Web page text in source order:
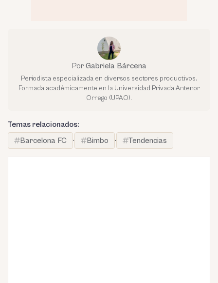
Por Gabriela Bárcena
Periodista especializada en diversos sectores productivos.
Formada académicamente en la Universidad Privada Antenor
Orrego (UPAO).
Temas relacionados:
Barcelona FC
· Bimbo · Tendencias